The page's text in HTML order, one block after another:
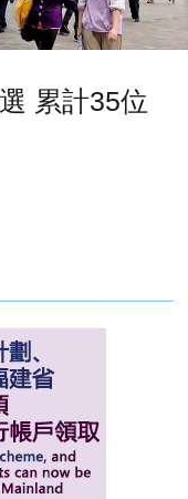
累計35位